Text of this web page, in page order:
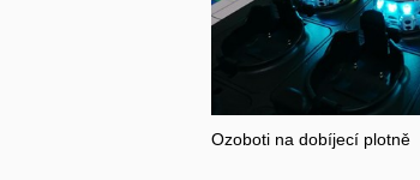
Ozoboti na dobíjecí plotně